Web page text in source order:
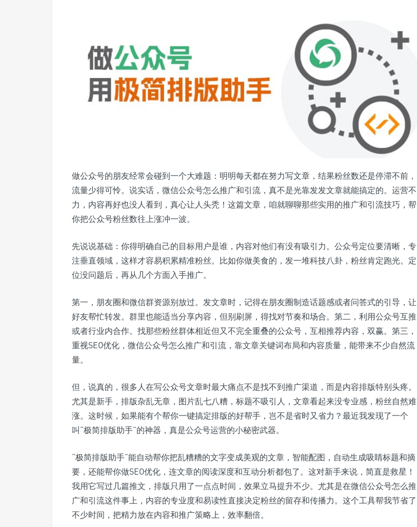
做公众号的朋友经常会碰到一个大难题：明明每天都在努力写文章，结果粉丝数还是停滞不前，
流量少得可怜。说实话，微信公众号怎么推广和引流，真不是光靠发发文章就能搞定的。运营不
力，内容再好也没人看到，真心让人头秃！这篇文章，咱就聊聊那些实用的推广和引流技巧，帮
你把公众号粉丝数往上涨冲一波。
先说说基础：你得明确自己的目标用户是谁，内容对他们有没有吸引力。公众号定位要清晰，专
注垂直领域，这样才容易积累精准粉丝。比如你做美食的，发一堆科技八卦，粉丝肯定跑光。定
位没问题后，再从几个方面入手推广。
第一，朋友圈和微信群资源别放过。发文章时，记得在朋友圈制造话题感或者问答式的引导，让
好友帮忙转发。群里也能适当分享内容，但别刷屏，得找对节奏和场合。第二，利用公众号互推
或者行业内合作。找那些粉丝群体相近但又不完全重叠的公众号，互相推荐内容，双赢。第三，
重视SEO优化，微信公众号怎么推广和引流，靠文章关键词布局和内容质量，能带来不少自然流
量。
但，说真的，很多人在写公众号文章时最大痛点不是找不到推广渠道，而是内容排版特别头疼。
尤其是新手，排版杂乱无章，图片乱七八糟，标题不吸引人，文章看起来没专业感，粉丝自然难
涨。这时候，如果能有个帮你一键搞定排版的好帮手，岂不是省时又省力？最近我发现了一个
叫“极简排版助手”的神器，真是公众号运营的小秘密武器。
“极简排版助手”能自动帮你把乱糟糟的文字变成美观的文章，智能配图，自动生成吸睛标题和摘
要，还能帮你做SEO优化，连文章的阅读深度和互动分析都包了。这对新手来说，简直是救星！
我用它写过几篇推文，排版只用了一点点时间，效果立马提升不少。尤其是在微信公众号怎么推
广和引流这件事上，内容的专业度和易读性直接决定粉丝的留存和传播力。这个工具帮我节省了
不少时间，把精力放在内容和推广策略上，效率翻倍。